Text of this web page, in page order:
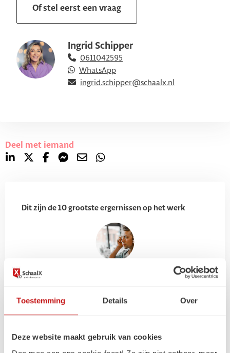
Toestemming Details Over
Deze website maakt gebruik van cookies
Of stel eerst een vraag
Ingrid Schipper
0611042595
WhatsApp
ingrid.schipper@schaalx.nl
Deel met iemand
Dit zijn de 10 grootste ergernissen op het werk
Gerelateerde
artikelen